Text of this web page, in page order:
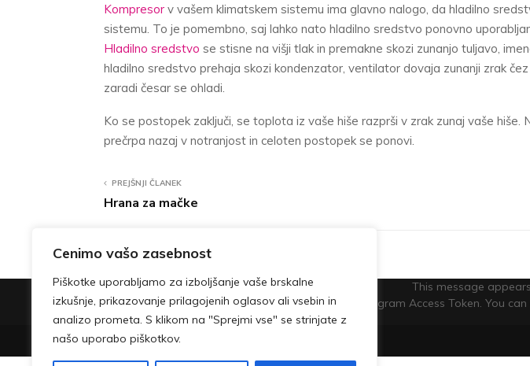
Cenimo vašo zasebnost
Piškotke uporabljamo za izboljšanje vaše brskalne
izkušnje, prikazovanje prilagojenih oglasov ali vsebin in
analizo prometa. S klikom na "Sprejmi vse" se strinjate z
našo uporabo piškotkov.
Kompresor v vašem klimatskem sistemu ima glavno nalogo, da hladilno
sistemu. To je pomembno, saj lahko nato hladilno sredstvo ponovno
Hladilno sredstvo se stisne na višji tlak in premakne skozi zunanjo tuljavo,
hladilno sredstvo prehaja skozi kondenzator, ventilator dovaja zunanji zrak
zaradi česar se ohladi.
Ko se postopek zaključi, se toplota iz vaše hiše razprši v zrak zunaj vaše hiše.
prečrpa nazaj v notranjost in celoten postopek se ponovi.
PREJŠNJI ČLANEK
Hrana za mačke
This message
Please fill the Instagram Access Token. You
@2023 - lepsoncendan.com. All Right Reserved.